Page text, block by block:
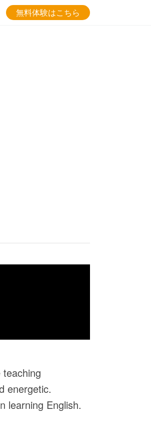
無料体験はこちら
energetic.
learning English.